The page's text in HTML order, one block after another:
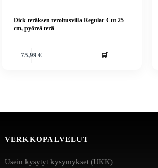
Dick teräksen teroitusviila Regular Cut 25
cm, pyöreä terä
75,99 € 🛒
VERKKOPALVELUT
Usein kysytyt kysymykset (UKK)